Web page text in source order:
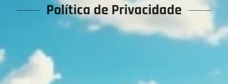
Política de Privacidade